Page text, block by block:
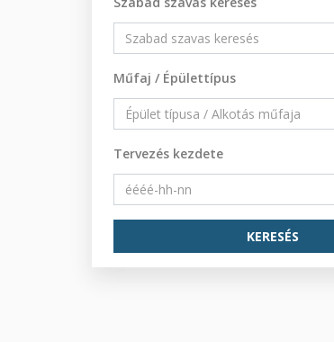
Műfaj / Épülettípus
Tervezés kezdete